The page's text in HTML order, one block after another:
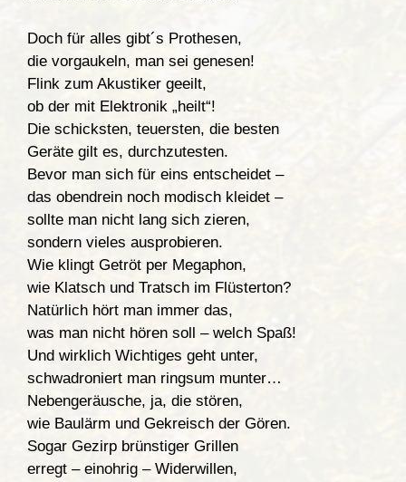
Doch für alles gibt´s Prothesen,
die vorgaukeln, man sei genesen!
Flink zum Akustiker geeilt,
ob der mit Elektronik „heilt“!
Die schicksten, teuersten, die besten
Geräte gilt es, durchzutesten.
Bevor man sich für eins entscheidet –
das obendrein noch modisch kleidet –
sollte man nicht lang sich zieren,
sondern vieles ausprobieren.
Wie klingt Getröt per Megaphon,
wie Klatsch und Tratsch im Flüsterton?
Natürlich hört man immer das,
was man nicht hören soll – welch Spaß!
Und wirklich Wichtiges geht unter,
schwadroniert man ringsum munter…
Nebengeräusche, ja, die stören,
wie Baulärm und Gekreisch der Gören.
Sogar Gezirp brünstiger Grillen
erregt – einohrig – Widerwillen,